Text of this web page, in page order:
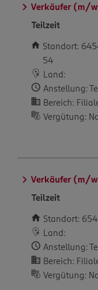
Verkäufer (m/
Teilzeit
Standort:
54
Land:
Anstellung:
Bereich:
Vergütung:
Verkäufer (m/
Teilzeit
Standort:
Land:
Anstellung:
Bereich:
Vergütung: